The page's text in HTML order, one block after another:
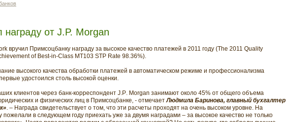
от J.P. Morgan
вручил Примсоцбанку награду за высокое качество платежей в 2011 году (The 2011 Quality
of Best-in-Class MT103 STP Rate 98.36%).
высокого качества обработки платежей в автоматическом режиме и профессионализма
удостоился столь высокой оценки.
клиентов через банк-корреспондент J.P. Morgan занимают около 45% от общего объема
и физических лиц в Примсоцбанке, - отмечаетЛюдмила Баринова, главный бухгалтер
. – Награда свидетельствует о том, что эти расчеты проходят на очень высоком уровне. На
в следующем году приехать уже за двумя наградами – за высокое качество не только